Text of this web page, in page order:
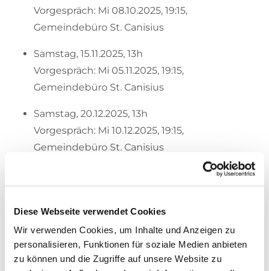
Diese Webseite verwendet Cookies
Wir verwenden Cookies, um Inhalte und Anzeigen zu
personalisieren, Funktionen für soziale Medien anbieten
zu können und die Zugriffe auf unsere Website zu
Vorgespräch: Mi 08.10.2025, 19:15,
Gemeindebüro St. Canisius
Samstag, 15.11.2025, 13h
Vorgespräch: Mi 05.11.2025, 19:15,
Gemeindebüro St. Canisius
Samstag, 20.12.2025, 13h
Vorgespräch: Mi 10.12.2025, 19:15,
Gemeindebüro St. Canisius
Vorgespräch: Mi 07.1.2026, 19:15, Gemeindebüro
St. Canisius
Samstag, 14.02.2025, 13h
Vorgespräch: Mi 04.02.2026, 19:15,
Gemeindebüro St. Canisius